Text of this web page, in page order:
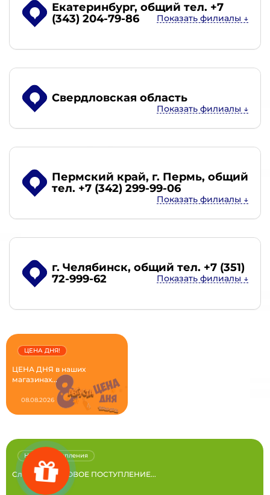
Екатеринбург, общий тел. +7
(343) 204-79-86
Свердловская область
Пермский край, г. Пермь, общий
тел. +7 (342) 299-99-06
г. Челябинск, общий тел. +7 (351)
72-999-62
ЦЕНА ДНЯ в наших
магазинах...
ЦЕНА ДНЯ!
08.08.2026
Следующее НОВОЕ ПОСТУПЛЕНИЕ...
Новые поступления